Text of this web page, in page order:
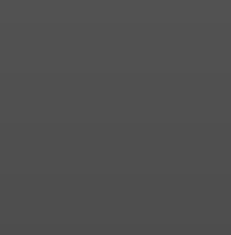
посвященный Дню